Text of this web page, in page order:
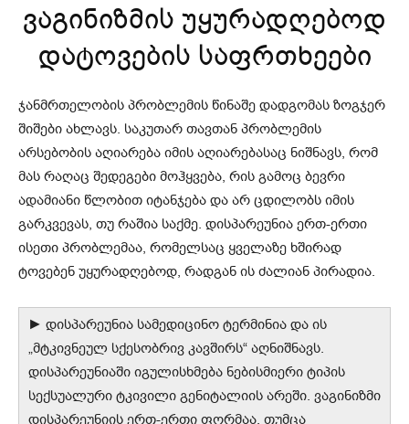
ვაგინიზმის უყურადღებოდ
დატოვების საფრთხეები
ჯანმრთელობის პრობლემის წინაშე დადგომას ზოგჯერ
შიშები ახლავს. საკუთარ თავთან პრობლემის
არსებობის აღიარება იმის აღიარებასაც ნიშნავს, რომ
მას რაღაც შედეგები მოჰყვება, რის გამოც ბევრი
ადამიანი წლობით იტანჯება და არ ცდილობს იმის
გარკვევას, თუ რაშია საქმე. დისპარეუნია ერთ-ერთი
ისეთი პრობლემაა, რომელსაც ყველაზე ხშირად
ტოვებენ უყურადღებოდ, რადგან ის ძალიან პირადია.
► დისპარეუნია სამედიცინო ტერმინია და ის
„მტკივნეულ სქესობრივ კავშირს“ აღნიშნავს.
დისპარეუნიაში იგულისხმება ნებისმიერი ტიპის
სექსუალური ტკივილი გენიტალიის არეში. ვაგინიზმი
დისპარეუნიის ერთ-ერთი ფორმაა. თუმცა